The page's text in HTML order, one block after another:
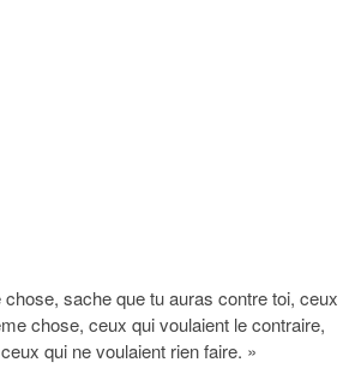
sache que tu auras contre toi, ceux
chose, ceux qui voulaient le contraire,
qui ne voulaient rien faire. »